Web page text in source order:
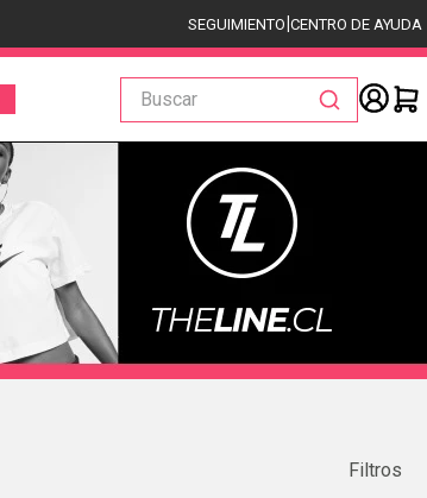
SEGUIMIENTO|CENTRO DE AYUDA
Buscar